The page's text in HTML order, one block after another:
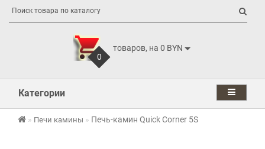
0
товаров, на 0 BYN
Категории
Печи камины Печь-камин Quick Corner 5S